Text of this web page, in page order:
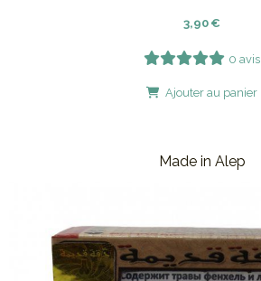
3,90 €
0 avis
Ajouter au panier
Made in Alep